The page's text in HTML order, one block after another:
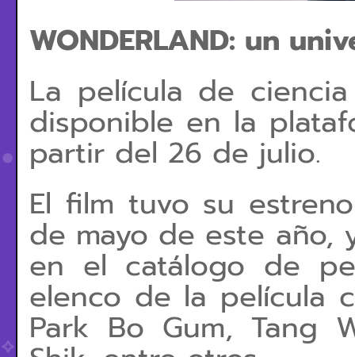
WONDERLAND: un
La película de
disponible en la
partir del 26 de julio.
El film tuvo su
de mayo de este año,
en el catálogo de
elenco de la película
Park Bo Gum, Tang